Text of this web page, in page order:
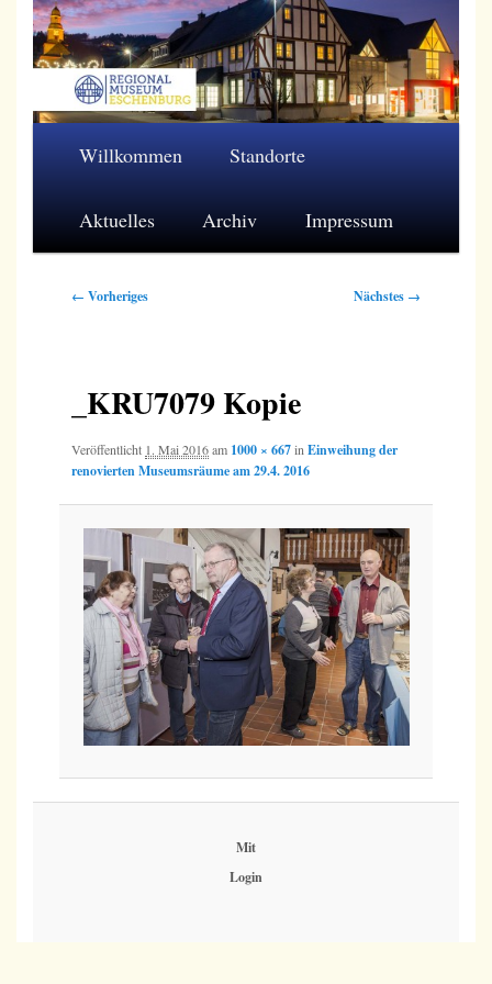
Zum
primären
Inhalt
Regionalmuseum Eschenburg e.V.
Willkommen Standorte
Aktuelles Archiv Impressum
Bilder-
← Vorheriges Nächstes →
_KRU7079 Kopie
Veröffentlicht 1. Mai 2016am 1000 × 667in Einweihung der
renovierten Museumsräume am 29.4. 2016
Mit
Login